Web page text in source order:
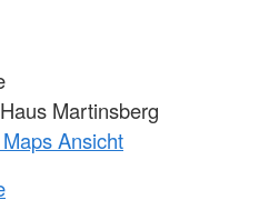
Martinsberg
Ansicht